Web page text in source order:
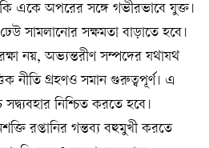
একে অপরের সঙ্গে গভীরভাবে যুক্ত।
সামলানোর সক্ষমতা বাড়াতে হবে।
নয়, অভ্যন্তরীণ সম্পদের যথাযথ
নীতি গ্রহণও সমান গুরুত্বপূর্ণ। এ
নিশ্চিত করতে হবে।
রপ্তানির গন্তব্য বহুমুখী করতে